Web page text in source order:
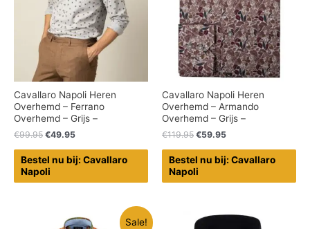
Cavallaro Napoli Heren
Overhemd – Ferrano
Overhemd – Grijs –
€99.95 €49.95
Bestel nu bij: Cavallaro
Napoli
Cavallaro Napoli Heren
Overhemd – Armando
Overhemd – Grijs –
€119.95 €59.95
Bestel nu bij: Cavallaro
Napoli
Sale!